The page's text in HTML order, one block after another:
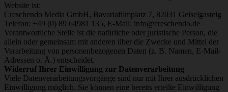
Website ist:
Creschendo Media GmbH, Bavariafilmplatz 7, 82031 Geiselgasteig
Telefon: +49 (0) 89 64981 135, E-Mail: info@creschendo.de
Verantwortliche Stelle ist die natürliche oder juristische Person, die
allein oder gemeinsam mit anderen über die Zwecke und Mittel der
Verarbeitung von personenbezogenen Daten (z. B. Namen, E-Mail-
Adressen o. Ä.) entscheidet.
Widerruf Ihrer Einwilligung zur Datenverarbeitung
Viele Datenverarbeitungsvorgänge sind nur mit Ihrer ausdrücklichen
Einwilligung möglich. Sie können eine bereits erteilte Einwilligung